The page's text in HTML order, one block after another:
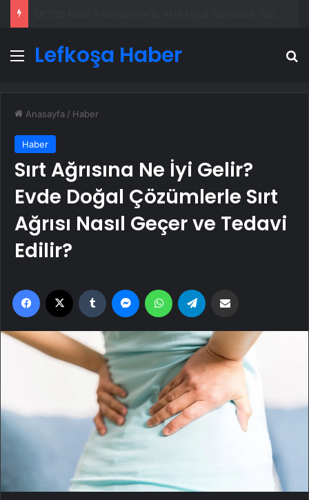
Menü
Lefkoşa Haber
Anasayfa / Haber
Haber
Sırt Ağrısına Ne İyi Gelir?
Evde Doğal Çözümlerle Sırt
Ağrısı Nasıl Geçer ve Tedavi
Edilir?
Facebook Tumblr MessengerWhatsApp